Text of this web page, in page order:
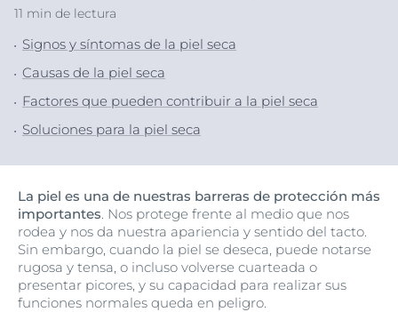
11 min de lectura
Signos y síntomas de la piel seca
Causas de la piel seca
Factores que pueden contribuir a la piel seca
Soluciones para la piel seca
La piel es una de nuestras barreras de protección más
importantes. Nos protege frente al medio que nos
rodea y nos da nuestra apariencia y sentido del tacto.
Sin embargo, cuando la piel se deseca, puede notarse
rugosa y tensa, o incluso volverse cuarteada o
presentar picores, y su capacidad para realizar sus
funciones normales queda en peligro.